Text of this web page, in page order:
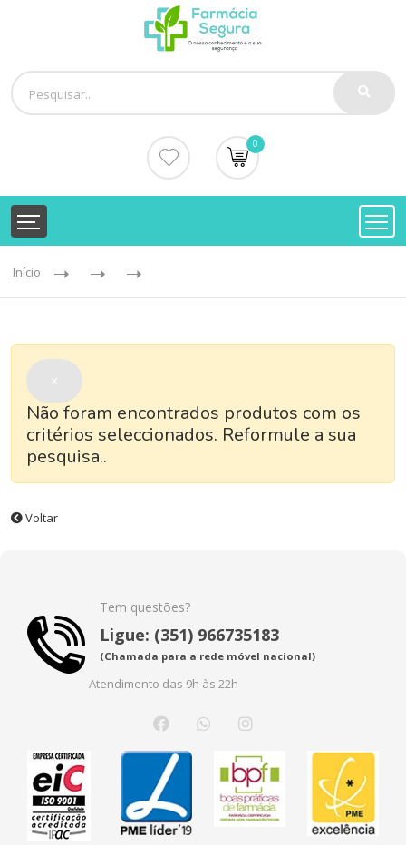
0
Início
×
Não foram encontrados produtos com os
critérios seleccionados. Reformule a sua
pesquisa..
Voltar
Tem questões?
Ligue: (351) 966735183
(Chamada para a rede móvel nacional)
Atendimento das 9h às 22h